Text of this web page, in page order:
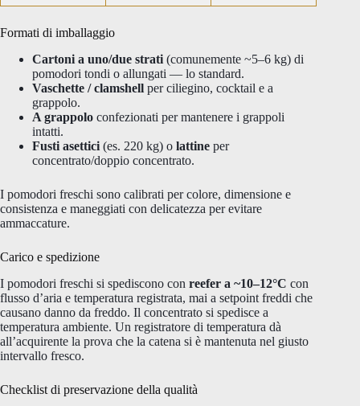
Formati di imballaggio
Cartoni a uno/due strati (comunemente ~5–6 kg) di
pomodori tondi o allungati — lo standard.
Vaschette / clamshell per ciliegino, cocktail e a
grappolo.
A grappolo confezionati per mantenere i grappoli
intatti.
Fusti asettici (es. 220 kg) o lattine per
concentrato/doppio concentrato.
I pomodori freschi sono calibrati per colore, dimensione e
consistenza e maneggiati con delicatezza per evitare
ammaccature.
Carico e spedizione
I pomodori freschi si spediscono con reefer a ~10–12°C con
flusso d’aria e temperatura registrata, mai a setpoint freddi che
causano danno da freddo. Il concentrato si spedisce a
temperatura ambiente. Un registratore di temperatura dà
all’acquirente la prova che la catena si è mantenuta nel giusto
intervallo fresco.
Checklist di preservazione della qualità